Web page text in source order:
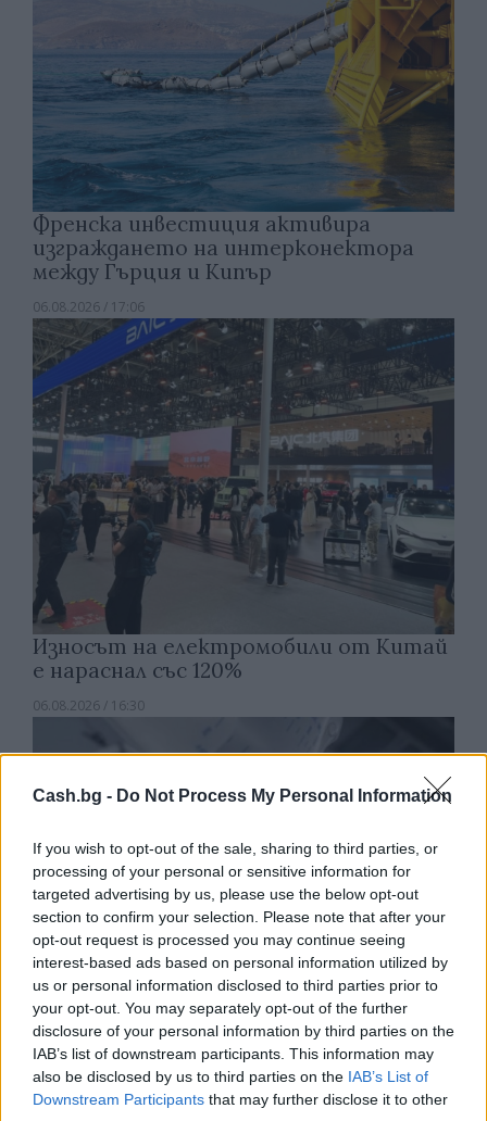
Cash.bg - Do Not Process My Personal Information
If you wish to opt-out of the sale, sharing to third parties, or
processing of your personal or sensitive information for
targeted advertising by us, please use the below opt-out
section to confirm your selection. Please note that after your
opt-out request is processed you may continue seeing
interest-based ads based on personal information utilized by
us or personal information disclosed to third parties prior to
your opt-out. You may separately opt-out of the further
disclosure of your personal information by third parties on the
IAB’s list of downstream participants. This information may
also be disclosed by us to third parties on the IAB’s List of
Downstream Participants that may further disclose it to other
Френска инвестиция активира
изграждането на интерконектора
между Гърция и Кипър
06.08.2026 / 17:06
Износът на електромобили от Китай
е нараснал със 120%
06.08.2026 / 16:30
Ню Йорк стана 14-ият щат на САЩ, в
който е разрешена евтаназията
06.08.2026 / 16:00